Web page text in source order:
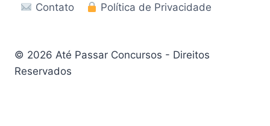
Contato Política de Privacidade
© 2026 Até Passar Concursos - Direitos
Reservados